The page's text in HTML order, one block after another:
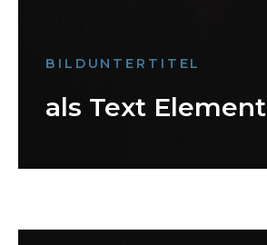
BILDUNTERTITEL
als Text Element